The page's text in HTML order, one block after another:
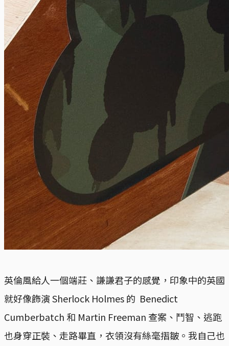
英倫風給人一個端莊、謙謙君子的感覺，印象中的英國
就好像飾演 Sherlock Holmes 的 Benedict
Cumberbatch 和 Martin Freeman 查案、鬥智、逃跑
也身穿正裝、走路畢直，衣領沒有絲毫摺皺。我自己也